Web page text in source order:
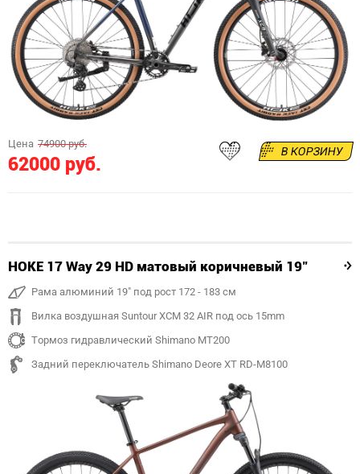
Цена 74900 руб.
62000 руб.
В КОРЗИНУ
HOKE 17 Way 29 HD матовый коричневый 19"
Рама алюминий 19" под рост 172 - 183 см
Вилка воздушная Suntour XCM 32 AIR под ось 15mm
Тормоз гидравлический Shimano MT200
Задний переключатель Shimano Deore XT RD-M8100